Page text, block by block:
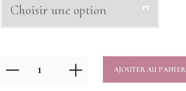
quantité
AJOUTER AU PANIER